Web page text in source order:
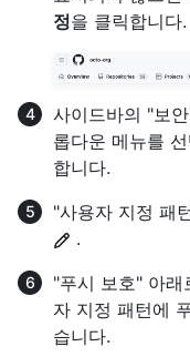
정을 클릭합니다.
사이드바의 "보
롭다운 메뉴를
합니다.
"사용자 지정 패
.
"푸시 보호" 아래
자 지정 패턴에
습니다.